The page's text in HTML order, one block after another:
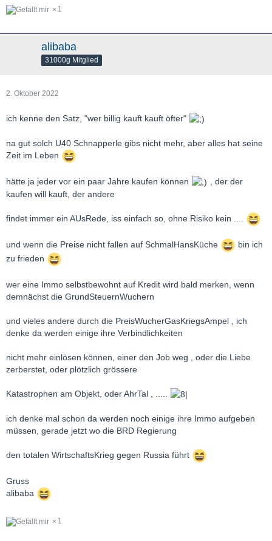
1
alibaba
31000g Mitglied
2. Oktober 2022
ich kenne den Satz, "wer billig kauft kauft öfter"
na gut solch U40 Schnapperle gibs nicht mehr, aber alles hat seine
Zeit im Leben
hätte ja jeder vor ein paar Jahre kaufen können
, der der
kaufen will kauft, der andere
findet immer ein AUsRede, iss einfach so, ohne Risiko kein ....
und wenn die Preise nicht fallen auf SchmalHansKüche
bin ich
zu frieden
wer eine Immo selbstbewohnt auf Kredit wird bald merken, wenn
demnächst die GrundSteuernWuchern
und vieles andere durch die PreisWucherGasKriegsAmpel , ich
denke da werden einige ihre Verbindlichkeiten
nicht mehr einlösen können, einer den Job weg , oder die Liebe
zerberstet, oder plötzlich grössere
Katastrophen am Objekt, oder AhrTal , .....
ich denke mal schon da werden noch einige ihre Immo aufgeben
müssen, gerade jetzt wo die BRD Regierung
den totalen WirtschaftsKrieg gegen Russia führt
Gruss
alibaba
1